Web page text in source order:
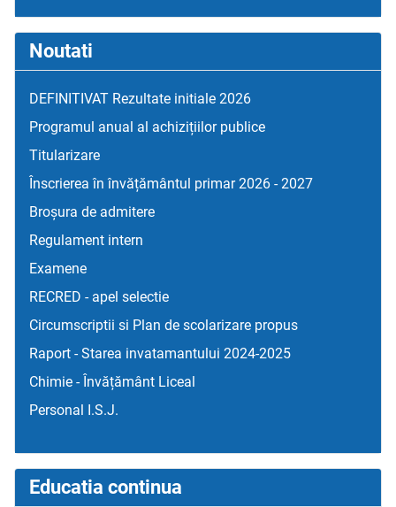
Noutati
DEFINITIVAT Rezultate initiale 2026
Programul anual al achizițiilor publice
Titularizare
Înscrierea în învățământul primar 2026 - 2027
Broșura de admitere
Regulament intern
Examene
RECRED - apel selectie
Circumscriptii si Plan de scolarizare propus
Raport - Starea invatamantului 2024-2025
Chimie - Învățământ Liceal
Personal I.S.J.
Educatia continua